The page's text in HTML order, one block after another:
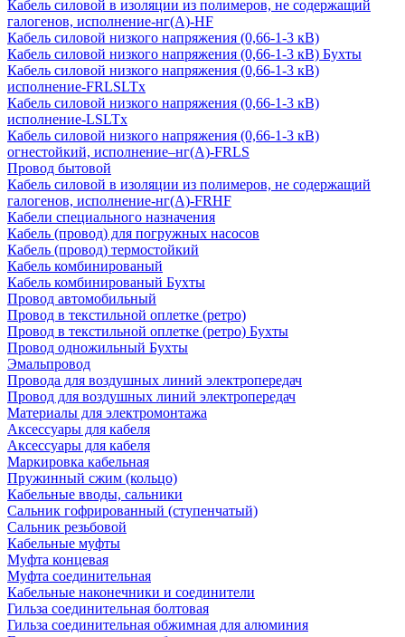
Кабель силовой в изоляции из полимеров, не содержащий
галогенов, исполнение-нг(А)-HF
Кабель силовой низкого напряжения (0,66-1-3 кВ)
Кабель силовой низкого напряжения (0,66-1-3 кВ) Бухты
Кабель силовой низкого напряжения (0,66-1-3 кВ)
исполнение-FRLSLTx
Кабель силовой низкого напряжения (0,66-1-3 кВ)
исполнение-LSLTx
Кабель силовой низкого напряжения (0,66-1-3 кВ)
огнестойкий, исполнение–нг(А)-FRLS
Провод бытовой
Кабель силовой в изоляции из полимеров, не содержащий
галогенов, исполнение-нг(А)-FRHF
Кабели специального назначения
Кабель (провод) для погружных насосов
Кабель (провод) термостойкий
Кабель комбинированый
Кабель комбинированый Бухты
Провод автомобильный
Провод в текстильной оплетке (ретро)
Провод в текстильной оплетке (ретро) Бухты
Провод одножильный Бухты
Эмальпровод
Провода для воздушных линий электропередач
Провод для воздушных линий электропередач
Материалы для электромонтажа
Аксессуары для кабеля
Аксессуары для кабеля
Маркировка кабельная
Пружинный сжим (кольцо)
Кабельные вводы, сальники
Сальник гофрированный (ступенчатый)
Сальник резьбовой
Кабельные муфты
Муфта концевая
Муфта соединительная
Кабельные наконечники и соединители
Гильза соединительная болтовая
Гильза соединительная обжимная для алюминия